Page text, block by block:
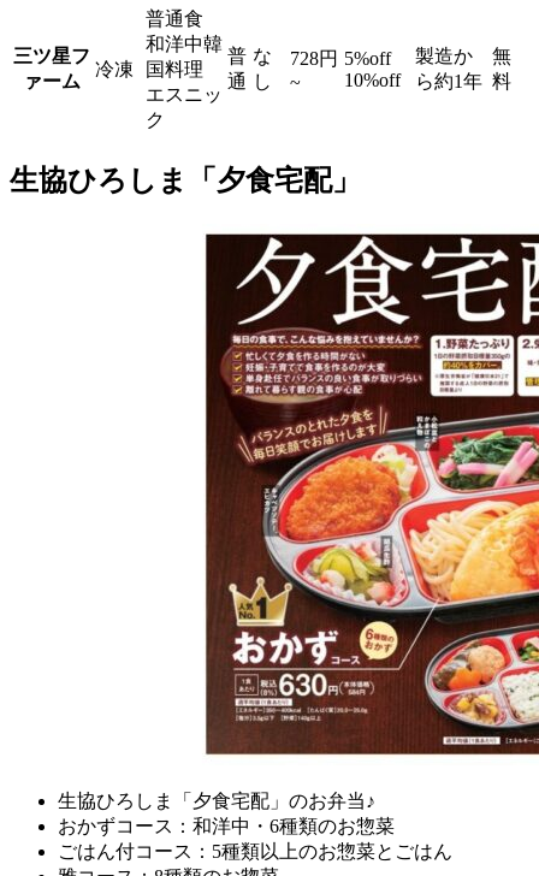
三ツ星フ
ァーム
冷凍
普通食
和洋中韓
国料理
エスニッ
ク
普
通
な
し
728円
~
5%off
10%off
製造か
ら約1年
無
料
生協ひろしま「夕食宅配」
生協ひろしま「夕食宅配」のお弁当♪
おかずコース：和洋中・6種類のお惣菜
ごはん付コース：5種類以上のお惣菜とごはん